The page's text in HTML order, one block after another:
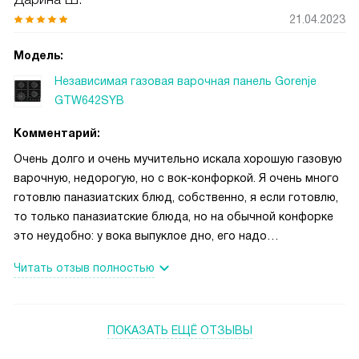
21.04.2023
Модель:
Независимая газовая варочная панель Gorenje
GTW642SYB
Комментарий:
Очень долго и очень мучительно искала хорошую газовую
варочную, недорогую, но с вок-конфоркой. Я очень много
готовлю паназиатских блюд, собственно, я если готовлю,
то только паназиатские блюда, но на обычной конфорке
это неудобно: у вока выпуклое дно, его надо
специальная конфорка, ничего кроме. С одной стороны,
наткнулась на горенье, купила почти сразу. Тут хорошо
Читать отзыв полностью
ПОКАЗАТЬ ЕЩЁ ОТЗЫВЫ